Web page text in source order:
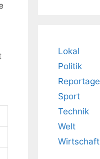
Lokal
Politik
Reportage
Sport
Technik
Welt
Wirtschaft